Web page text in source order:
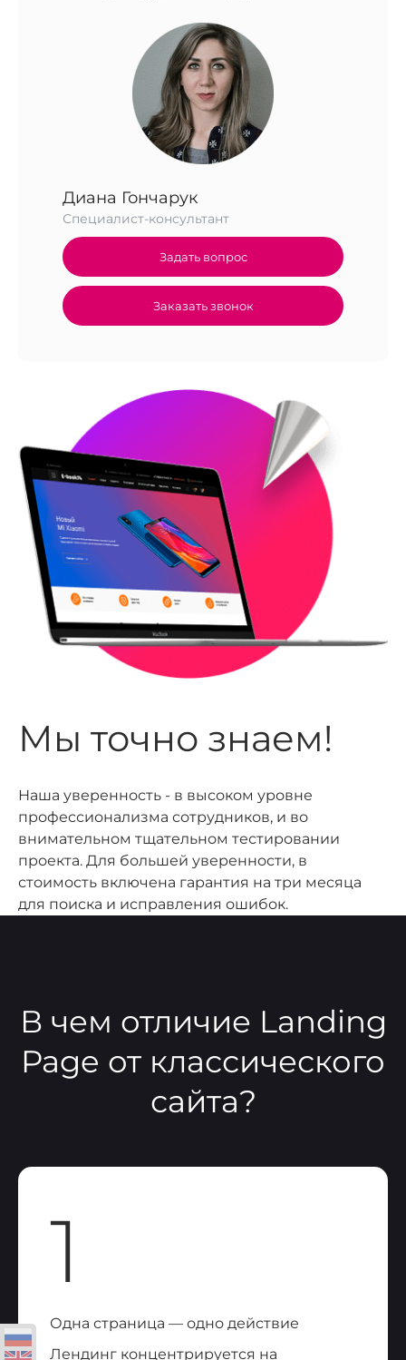
Диана Гончарук
Специалист-консультант
Задать вопрос
Заказать звонок
Мы точно знаем!
Наша уверенность - в высоком уровне
профессионализма сотрудников, и во
внимательном тщательном тестировании
проекта. Для большей уверенности, в
стоимость включена гарантия на три месяца
для поиска и исправления ошибок.
В чем отличие Landing
Page от классического
сайта?
1
Одна страница — одно действие
Лендинг концентрируется на